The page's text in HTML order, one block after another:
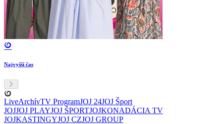
Najvyšší čas
LiveArchívTV ProgramJOJ 24JOJ Šport
JOJJOJ PLAYJOJ ŠPORTJOJKONADÁCIA TV
JOJKASTINGYJOJ CZJOJ GROUP